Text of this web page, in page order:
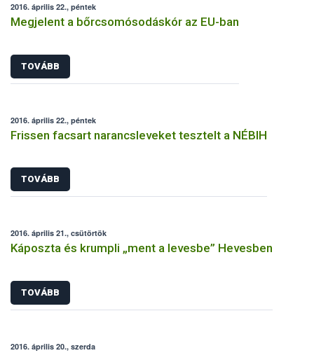
2016. április 22., péntek
Megjelent a bőrcsomósodáskór az EU-ban
TOVÁBB
2016. április 22., péntek
Frissen facsart narancsleveket tesztelt a NÉBIH
TOVÁBB
2016. április 21., csütörtök
Káposzta és krumpli „ment a levesbe” Hevesben
TOVÁBB
2016. április 20., szerda